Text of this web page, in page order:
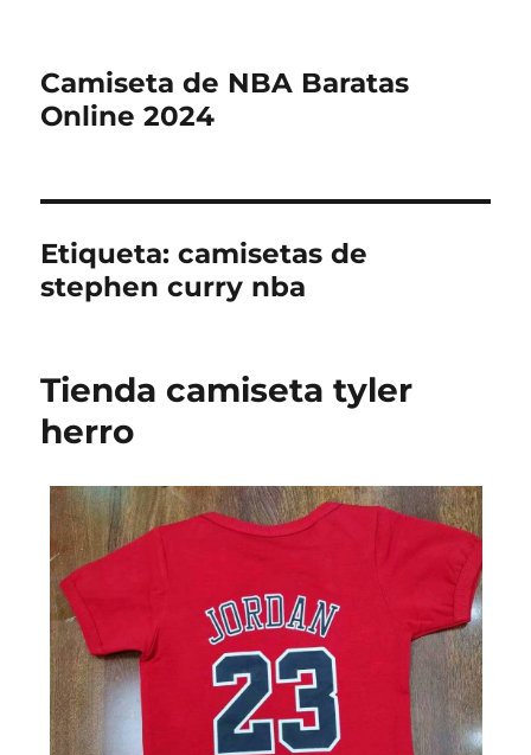
Camiseta de NBA Baratas
Online 2024
Etiqueta:camisetas de
stephen curry nba
Tienda camiseta tyler
herro